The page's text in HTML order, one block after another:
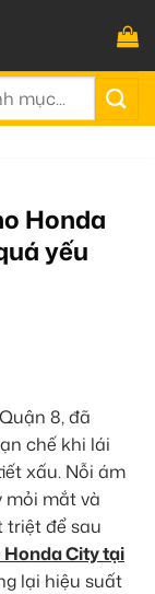
Honda
yếu
8, đã
chế khi lái
xấu. Nỗi ám
mỏi mắt và
triệt để sau
Honda City tại
lại hiệu suất